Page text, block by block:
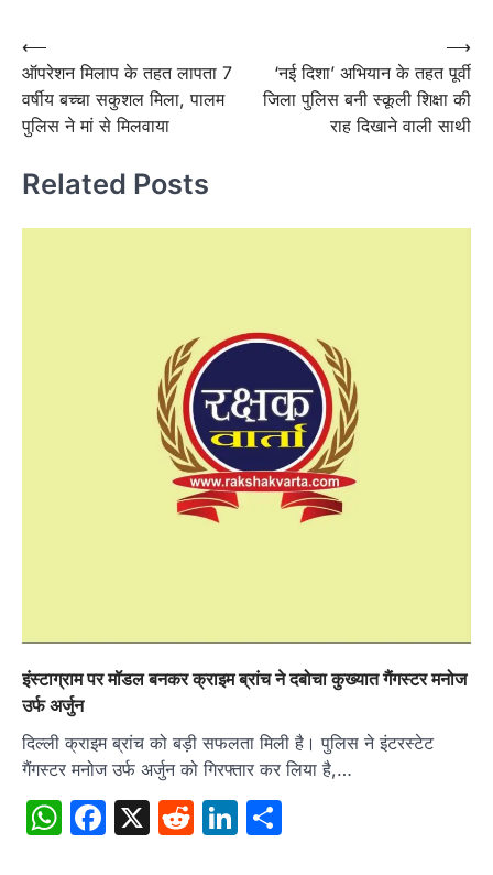
Post
navigation
⟵
ऑपरेशन मिलाप के तहत लापता 7
वर्षीय बच्चा सकुशल मिला, पालम
पुलिस ने मां से मिलवाया
‘नई दिशा’ अभियान के तहत पूर्वी
जिला पुलिस बनी स्कूली शिक्षा की
राह दिखाने वाली साथी
⟶
Related Posts
इंस्टाग्राम पर मॉडल बनकर क्राइम ब्रांच ने दबोचा कुख्यात गैंगस्टर मनोज
उर्फ अर्जुन
दिल्ली क्राइम ब्रांच को बड़ी सफलता मिली है। पुलिस ने इंटरस्टेट
गैंगस्टर मनोज उर्फ अर्जुन को गिरफ्तार कर लिया है,…
WhatsApp
Facebook
X RedditLinkedIn